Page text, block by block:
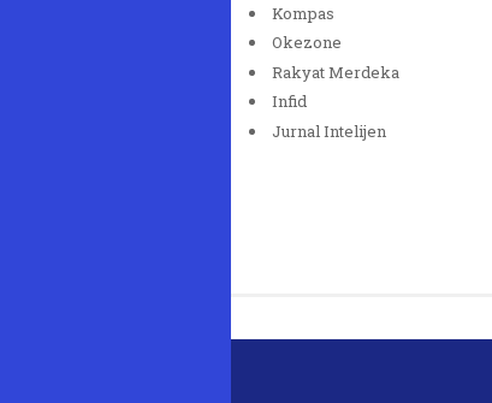
Kompas
Okezone
Rakyat Merdeka
Infid
Jurnal Intelijen